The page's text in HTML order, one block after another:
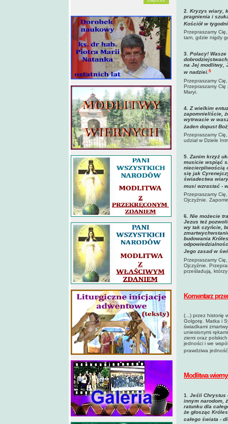
2
Kryzys wiary,
pragnienia i
Kościół w
Przepraszamy
tam, gdzie nigdy
3. Polacy!
na Jej modlitwy,
w nadziei.5
Przepraszamy
Przepraszamy Cię
Maryi.
4 . Z wielkim
zapomnieliście,
wytrwacie w
żaden dopust
Przepraszamy
udział w Dziele
5 Zanim krzyż
musicie wspiąć
niecierpliwością
się jak
świadectwa
musi wzrastać -
Przepraszamy
Ojczyźnie.
6. Nie możecie
Jezus też
wy tak czyńcie,
budowania
Jego zasad w
Przepraszamy
Ojczyźnie.
prześladują,
Komentarz
(...) przez historię
Golgotę. Matka i
świadkami
uniesionymi
ziemi oraz
jedności i we
prawdziwa
Modlitwa
1
Jeśli Chrystus
innym narodom,
ratunku dla
że głosząc
całego świata -